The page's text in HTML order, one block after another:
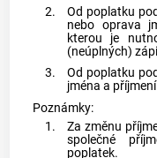
2.
Od poplatku
nebo oprava
kterou je
(neúplných)
3.
Od poplatku
jména a
Poznámky:
1.
Za změnu
společné
poplatek.